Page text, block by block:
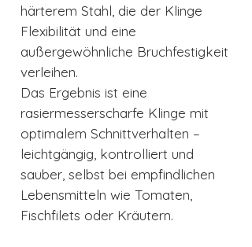
härterem Stahl, die der Klinge
Flexibilität und eine
außergewöhnliche Bruchfestigkeit
verleihen.
Das Ergebnis ist eine
rasiermesserscharfe Klinge mit
optimalem Schnittverhalten –
leichtgängig, kontrolliert und
sauber, selbst bei empfindlichen
Lebensmitteln wie Tomaten,
Fischfilets oder Kräutern.